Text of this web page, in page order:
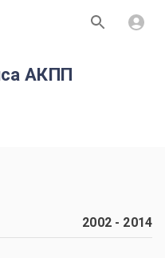
АКПП
2002- 2014